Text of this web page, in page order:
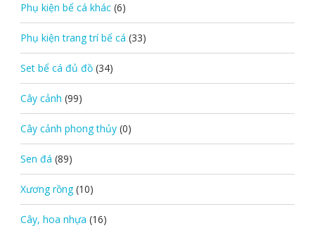
Phụ kiện bể cá khác (6)
Phụ kiện trang trí bể cá (33)
Set bể cá đủ đồ (34)
Cây cảnh (99)
Cây cảnh phong thủy (0)
Sen đá (89)
Xương rồng (10)
Cây, hoa nhựa (16)